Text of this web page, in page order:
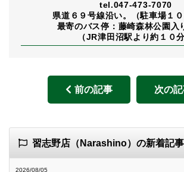
tel.047-473-7070
県道６９号線沿い。（駐車場１０
最寄のバス停：藤崎森林公園入
（JR津田沼駅より約１０分
前の記事 次の
習志野店（Narashino）の新着記事
2026/08/05